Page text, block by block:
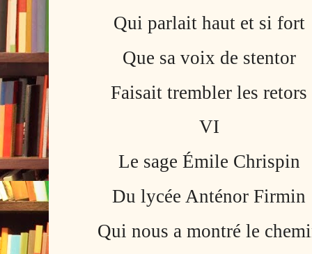
Qui parlait haut et si fort
Que sa voix de stentor
Faisait trembler les retors
VI
Le sage Émile Chrispin
Du lycée Anténor Firmin
Qui nous a montré le